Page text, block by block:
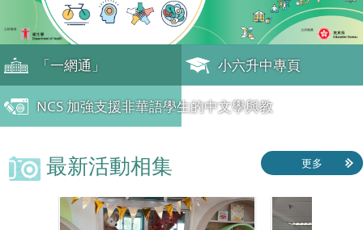
「一網通」 小六升中專頁
NCS 加強支援非華語學生的中文學與教
更多
最新活動相集